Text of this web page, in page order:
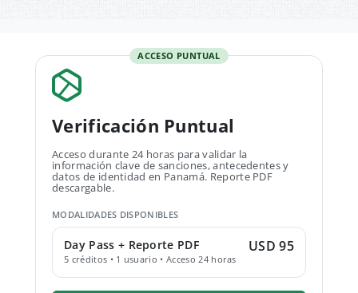
ACCESO PUNTUAL
Verificación Puntual
Acceso durante 24 horas para validar la
información clave de sanciones, antecedentes y
datos de identidad en Panamá. Reporte PDF
descargable.
MODALIDADES DISPONIBLES
Day Pass + Reporte PDF
5 créditos • 1 usuario • Acceso 24 horas
USD 95